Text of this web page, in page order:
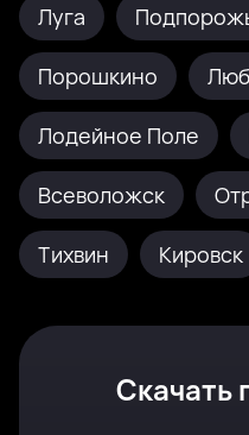
Луга
Порошкино
Лодейное Поле
Всеволожск
Тихвин Кировск
Скачать